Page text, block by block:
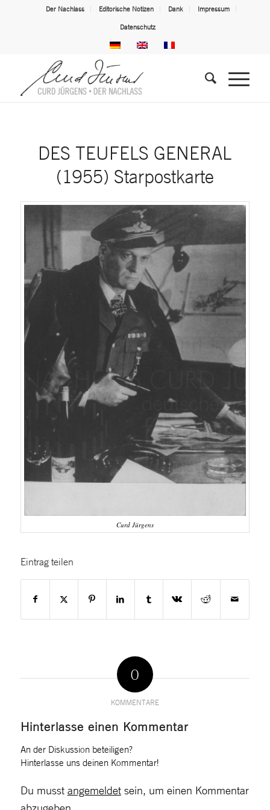
Der Nachlass Editorische Notizen Dank Impressum
Datenschutz
DES TEUFELS GENERAL
(1955) Starpostkarte
Curd Jürgens
Eintrag teilen
0
KOMMENTARE
Hinterlasse einen Kommentar
An der Diskussion beteiligen?
Hinterlasse uns deinen Kommentar!
Du musst angemeldetsein, um einen Kommentar